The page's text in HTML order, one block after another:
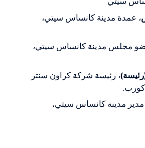
، عمدة مدينة كانساس سيتي،
مجلس مدينة كانساس سيتي،
، رئيسة شركة كراون سنتر
كورب.
مدير مدينة كانساس سيتي،